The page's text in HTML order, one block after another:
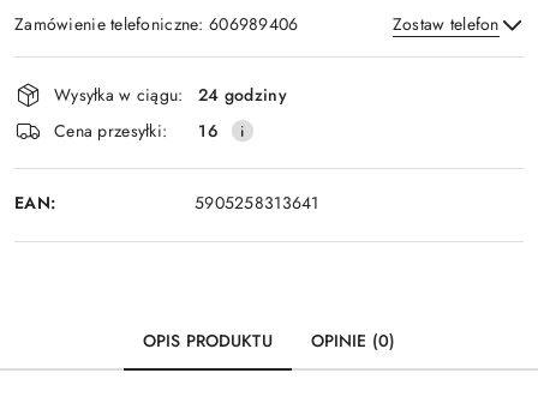
Zamówienie telefoniczne: 606989406 Zostaw telefon
Wyślij
Dostępność
i
dostawa
Wysyłka w ciągu:
24 godziny
Cena przesyłki:
16
EAN: 5905258313641
OPIS PRODUKTU OPINIE (0)